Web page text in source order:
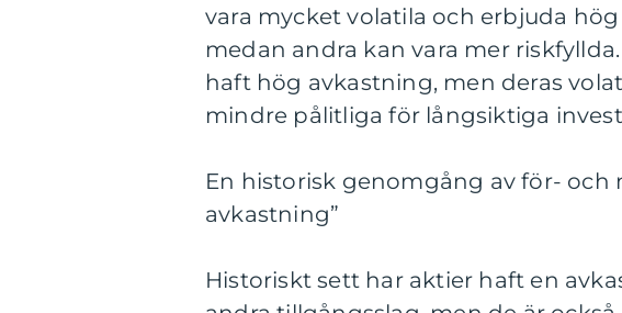
vara mycket volatila och erbjuda
medan andra kan vara mer
haft hög avkastning, men deras
mindre pålitliga för långsiktiga
En historisk genomgång av för- och
avkastning”
Historiskt sett har aktier haft en